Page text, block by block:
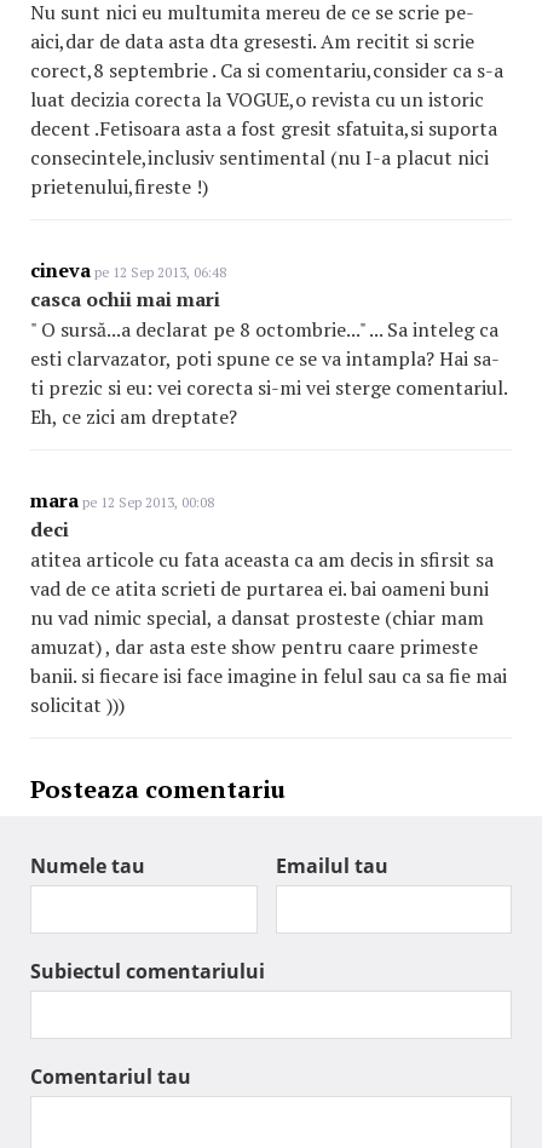
Nu sunt nici eu multumita mereu de ce se scrie pe-
aici,dar de data asta dta gresesti. Am recitit si scrie
corect,8 septembrie . Ca si comentariu,consider ca s-a
luat decizia corecta la VOGUE,o revista cu un istoric
decent .Fetisoara asta a fost gresit sfatuita,si suporta
consecintele,inclusiv sentimental (nu I-a placut nici
prietenului,fireste !)
cineva pe 12 Sep 2013, 06:48
casca ochii mai mari
" O sursă...a declarat pe 8 octombrie..." ... Sa inteleg ca
esti clarvazator, poti spune ce se va intampla? Hai sa-
ti prezic si eu: vei corecta si-mi vei sterge comentariul.
Eh, ce zici am dreptate?
mara pe 12 Sep 2013, 00:08
deci
atitea articole cu fata aceasta ca am decis in sfirsit sa
vad de ce atita scrieti de purtarea ei. bai oameni buni
nu vad nimic special, a dansat prosteste (chiar mam
amuzat) , dar asta este show pentru caare primeste
banii. si fiecare isi face imagine in felul sau ca sa fie mai
solicitat )))
Posteaza comentariu
Numele tau Emailul tau
Subiectul comentariului
Comentariul tau